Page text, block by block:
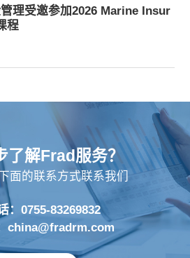
理受邀参加2026 Marine Insur
程
了解Frad服务？
面的联系方式联系我们
：0755-83269832
china@fradrm.com